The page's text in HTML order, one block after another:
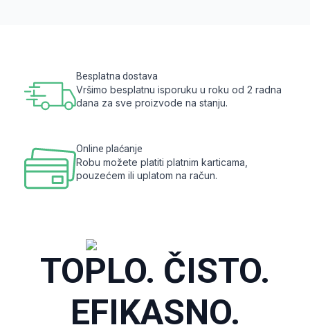
Besplatna dostava
Vršimo besplatnu isporuku u roku od 2 radna
dana za sve proizvode na stanju.
Online plaćanje
Robu možete platiti platnim karticama,
pouzećem ili uplatom na račun.
TOPLO. ČISTO.
EFIKASNO.